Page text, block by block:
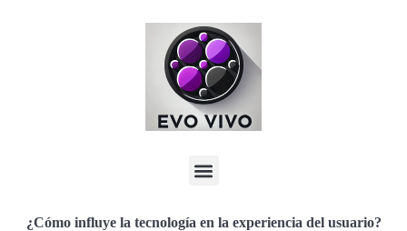
¿Cómo influye la tecnología en la experiencia del usuario?